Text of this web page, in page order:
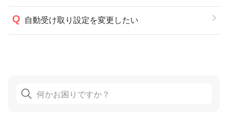
自動受け取り設定を変更したい